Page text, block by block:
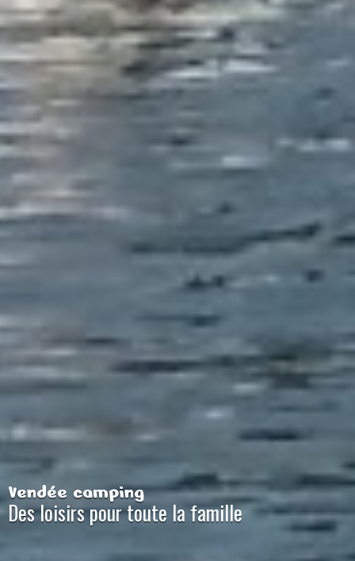
Vendée camping
Des loisirs pour toute la famille